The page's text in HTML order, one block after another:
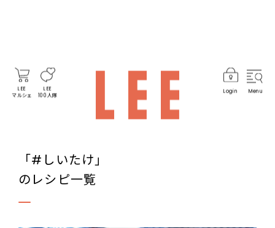
LEE
マルシェ
LEE
100人隊
Login Menu
「#しいたけ」
のレシピ一覧